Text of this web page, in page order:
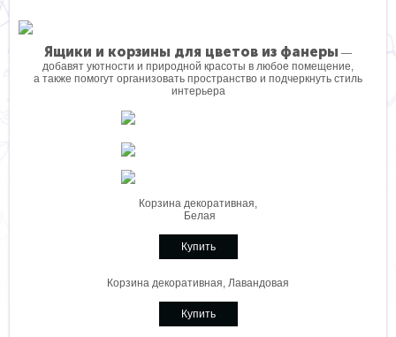
Ящики и корзины для цветов из фанеры —
добавят уютности и природной красоты в любое помещение,
а также помогут организовать пространство и подчеркнуть стиль
интерьера
Корзина декоративная,
Белая
Купить
Корзина декоративная, Лавандовая
Купить